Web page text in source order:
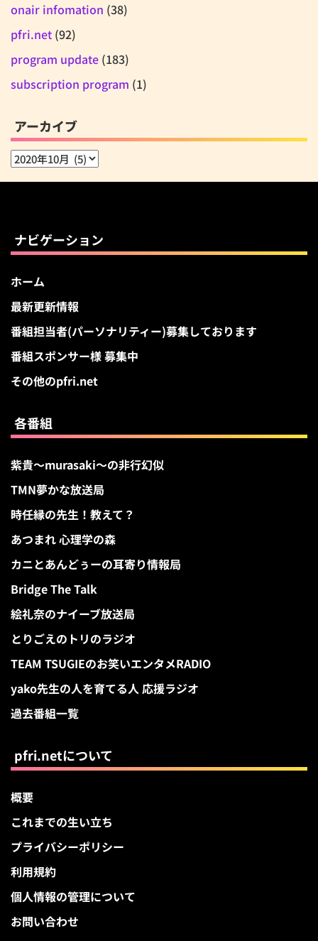
onair infomation (38)
pfri.net (92)
program update (183)
subscription program (1)
アーカイブ
ア
ナビゲーション
ホーム
最新更新情報
番組担当者(パーソナリティー)募集しております
番組スポンサー様 募集中
その他のpfri.net
各番組
紫貴～murasaki～の非行幻似
TMN夢かな放送局
時任縁の先生！教えて？
あつまれ 心理学の森
カニとあんどぅーの耳寄り情報局
Bridge The Talk
絵礼奈のナイーブ放送局
とりごえのトリのラジオ
TEAM TSUGIEのお笑いエンタメRADIO
yako先生の人を育てる人 応援ラジオ
過去番組一覧
pfri.netについて
概要
これまでの生い立ち
プライバシーポリシー
利用規約
個人情報の管理について
お問い合わせ